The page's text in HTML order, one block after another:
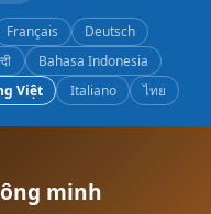
Français
Deutsch
Bahasa Indonesia
Việt Italiano ไทย
minh